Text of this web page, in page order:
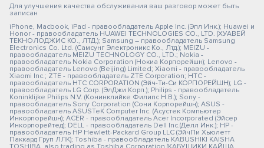
Для улучшения качества обслуживания ваш разговор может быть
записан
iPhone, Macbook, iPad - правообладатель Apple Inc. (Эпл Инк.); Huawei и
Honor - правообладатель HUAWEI TECHNOLOGIES CO., LTD. (ХУАВЕЙ
ТЕКНОЛОДЖИС КО., ЛТД.); Samsung – правообладатель Samsung
Electronics Co. Ltd. (Самсунг Электроникс Ко., Лтд.); MEIZU -
правообладатель MEIZU TECHNOLOGY CO., LTD.; Nokia -
правообладатель Nokia Corporation (Нокиа Корпорейшн); Lenovo -
правообладатель Lenovo (Beijing) Limited; Xiaomi - правообладатель
Xiaomi Inc.; ZTE - правообладатель ZTE Corporation; HTC -
правообладатель HTC CORPORATION (Эйч-Ти-Си КОРПОРЕЙШН); LG -
правообладатель LG Corp. (ЭлДжи Корп.); Philips - правообладатель
Koninklijke Philips N.V. (Конинклийке Филипс Н.В.); Sony -
правообладатель Sony Corporation (Сони Корпорейшн); ASUS -
правообладатель ASUSTeK Computer Inc. (Асустек Компьютер
Инкорпорейшн); ACER - правообладатель Acer Incorporated (Эйсер
Инкорпорейтед); DELL - правообладатель Dell Inc.(Делл Инк.); HP -
правообладатель HP Hewlett-Packard Group LLC (ЭйчПи Хьюлетт
Паккард Груп ЛЛК); Toshiba - правообладатель KABUSHIKI KAISHA